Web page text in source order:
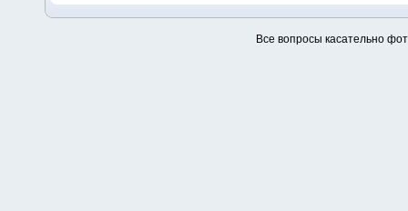
Все вопросы касательно